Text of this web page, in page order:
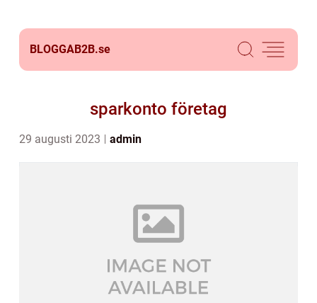
BLOGGAB2B.se
sparkonto företag
29 augusti 2023 admin